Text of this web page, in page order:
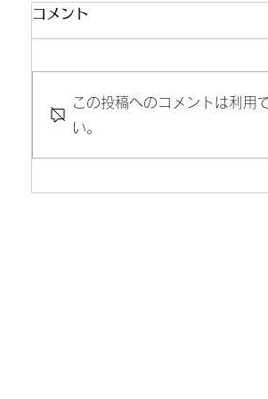
休館日のお知らせ
コメント
この投稿へのコメントは利用
い。